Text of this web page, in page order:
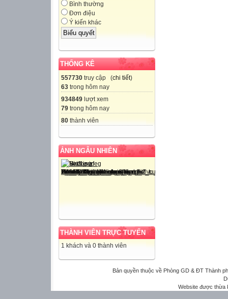
Bình thường
Đơn điệu
Ý kiến khác
THỐNG KÊ
557730 truy cập (chi tiết)
63 trong hôm nay
934849 lượt xem
79 trong hôm nay
80 thành viên
ẢNH NGẪU NHIÊN
THÀNH VIÊN TRỰC TUYẾN
1 khách và 0 thành viên
Bản quyền thuộc về Phòng GD & ĐT Thành
Website được thừa